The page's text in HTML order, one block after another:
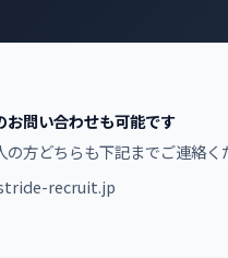
お問い合わせも可能です
の方どちらも下記までご連絡く
recruit.jp